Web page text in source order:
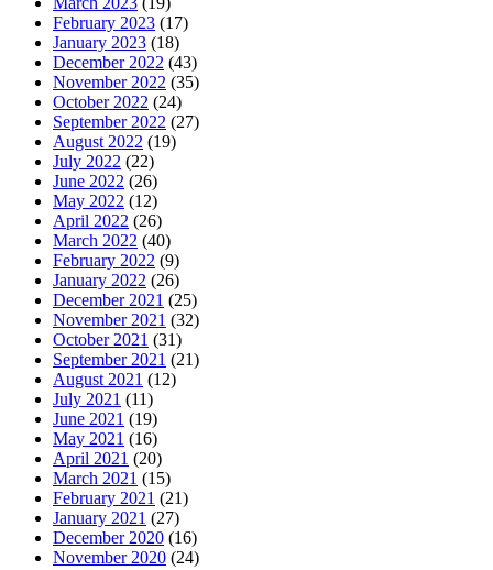
February 2023 (17)
January 2023 (18)
December 2022 (43)
November 2022 (35)
October 2022 (24)
September 2022 (27)
August 2022 (19)
July 2022 (22)
June 2022 (26)
May 2022 (12)
April 2022 (26)
March 2022 (40)
February 2022 (9)
January 2022 (26)
December 2021 (25)
November 2021 (32)
October 2021 (31)
September 2021 (21)
August 2021 (12)
July 2021 (11)
June 2021 (19)
May 2021 (16)
April 2021 (20)
March 2021 (15)
February 2021 (21)
January 2021 (27)
December 2020 (16)
November 2020 (24)